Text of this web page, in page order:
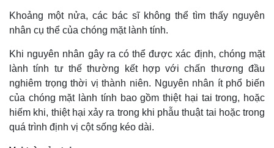
Khoảng một nửa, các bác sĩ không thể tìm thấy nguyên
nhân cụ thể của chóng mặt lành tính.
Khi nguyên nhân gây ra có thể được xác định, chóng mặt
lành tính tư thế thường kết hợp với chấn thương đầu
nghiêm trọng thời vị thành niên. Nguyên nhân ít phổ biến
của chóng mặt lành tính bao gồm thiệt hại tai trong, hoặc
hiếm khi, thiệt hại xảy ra trong khi phẫu thuật tai hoặc trong
quá trình định vị cột sống kéo dài.